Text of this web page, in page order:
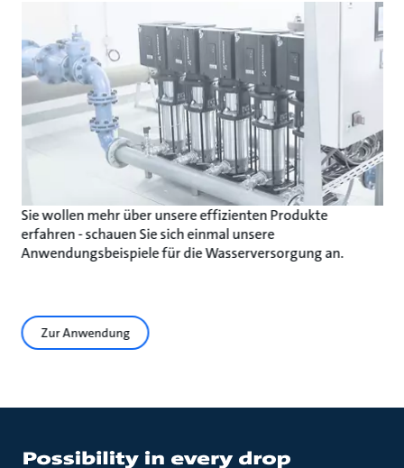
Sie wollen mehr über unsere effizienten Produkte
erfahren - schauen Sie sich einmal unsere
Anwendungsbeispiele für die Wasserversorgung an.
Zur Anwendung